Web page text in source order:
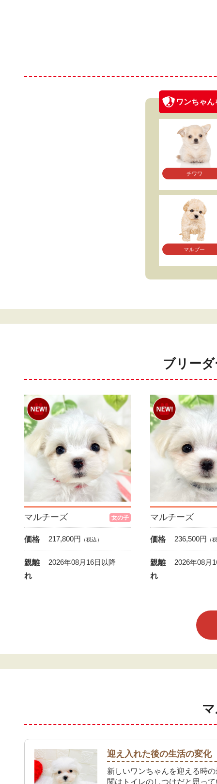
ワンちゃん
チワワ
マルプー
ブリー
マルチーズ 女の子
価格 217,800円 （税込）
親離
れ
2026年08月16日以降
マルチーズ
価格 236,500円 （
親離
れ
2026年08月
迎え入れた後の生活の変化
新しいワンちゃんを迎える時
関はトイレのしつけだと思っ